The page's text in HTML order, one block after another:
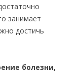
занимает
достичь
болезни,